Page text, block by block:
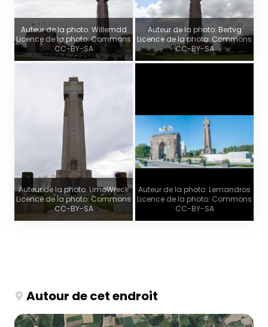
Auteur de la photo: Willemdd
Licence de la photo: Commons
CC-BY-SA
Auteur de la photo: Bertvg
Licence de la photo: Commons
CC-BY-SA
Auteur de la photo: LimoWreck
Licence de la photo: Commons
CC-BY-SA
Auteur de la photo: Lemandros
Licence de la photo: Commons
CC-BY-SA
Autour de cet endroit